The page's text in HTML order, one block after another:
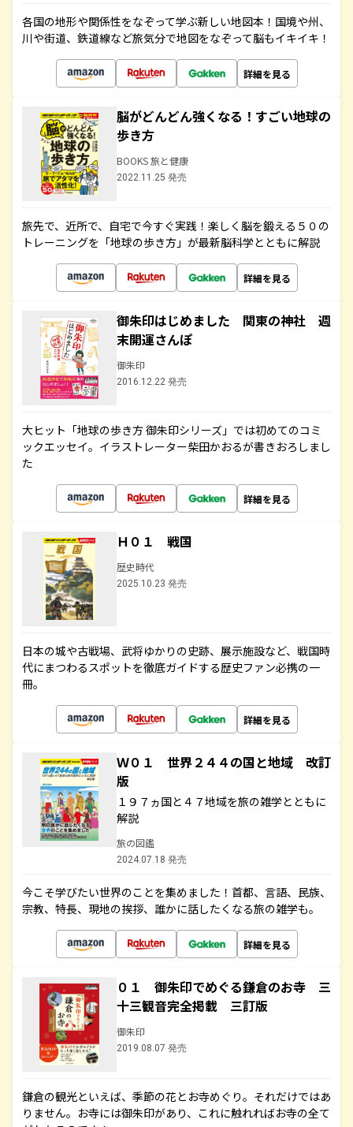
各国の地形や関係性をなぞって学ぶ新しい地図本！国境や州、
川や街道、鉄道線など旅気分で地図をなぞって脳もイキイキ！
詳細を見る
脳がどんどん強くなる！すごい地球の
歩き方
BOOKS 旅と健康
2022.11.25 発売
旅先で、近所で、自宅で今すぐ実践！楽しく脳を鍛える５０の
トレーニングを「地球の歩き方」が最新脳科学とともに解説
詳細を見る
御朱印はじめました 関東の神社 週
末開運さんぽ
御朱印
2016.12.22 発売
大ヒット「地球の歩き方 御朱印シリーズ」では初めてのコミ
ックエッセイ。イラストレーター柴田かおるが書きおろしまし
た
詳細を見る
Ｈ０１ 戦国
歴史時代
2025.10.23 発売
日本の城や古戦場、武将ゆかりの史跡、展示施設など、戦国時
代にまつわるスポットを徹底ガイドする歴史ファン必携の一
冊。
詳細を見る
Ｗ０１ 世界２４４の国と地域 改訂
版
１９７ヵ国と４７地域を旅の雑学とともに
解説
旅の図鑑
2024.07.18 発売
今こそ学びたい世界のことを集めました！首都、言語、民族、
宗教、特長、現地の挨拶、誰かに話したくなる旅の雑学も。
詳細を見る
０１ 御朱印でめぐる鎌倉のお寺 三
十三観音完全掲載 三訂版
御朱印
2019.08.07 発売
鎌倉の観光といえば、季節の花とお寺めぐり。それだけではあ
りません。お寺には御朱印があり、これに触れればお寺の全て